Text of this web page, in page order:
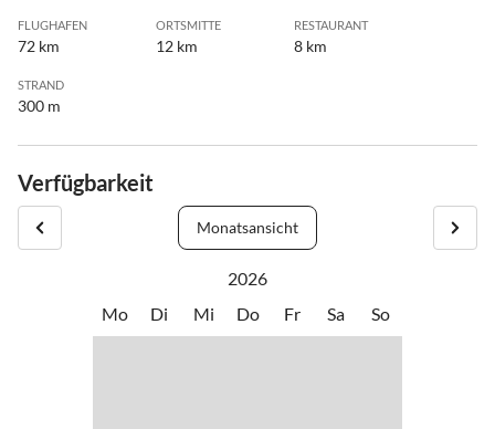
FLUGHAFEN
72 km
ORTSMITTE
12 km
RESTAURANT
8 km
STRAND
300 m
Verfügbarkeit
Monatsansicht
2026
Mo
Di Mi Do Fr Sa So